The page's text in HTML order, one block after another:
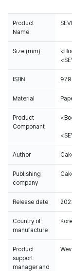
Product
Name
Size (mm)
ISBN
Material
Product
Componant
Author
Publishing
company
Release date
Country of
manufacture
Product
support
manager and